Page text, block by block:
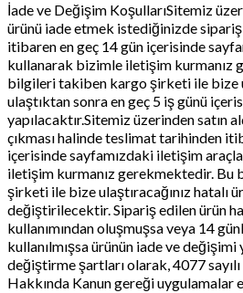
İade ve Değişim KoşullarıSitemiz
ürünü iade etmek istediğinizde
itibaren en geç 14 gün içerisinde
kullanarak bizimle iletişim kurmanız
bilgileri takiben kargo şirketi ile bize
ulaştıktan sonra en geç 5 iş günü
yapılacaktır.Sitemiz üzerinden satın
çıkması halinde teslimat tarihinden
içerisinde sayfamızdaki iletişim
iletişim kurmanız gerekmektedir.
şirketi ile bize ulaştıracağınız hatalı
değiştirilecektir. Sipariş edilen ürün
kullanımından oluşmuşsa veya 14
kullanılmışsa ürünün iade ve değişimi
değiştirme şartları olarak, 4077
Hakkında Kanun gereği uygulamalar